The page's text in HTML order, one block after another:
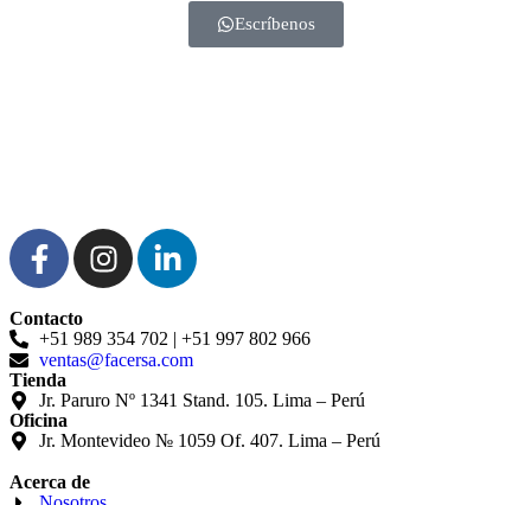
Escríbenos
Contacto
+51 989 354 702 | +51 997 802 966
ventas@facersa.com
Tienda
Jr. Paruro Nº 1341 Stand. 105. Lima – Perú
Oficina
Jr. Montevideo № 1059 Of. 407. Lima – Perú
Acerca de